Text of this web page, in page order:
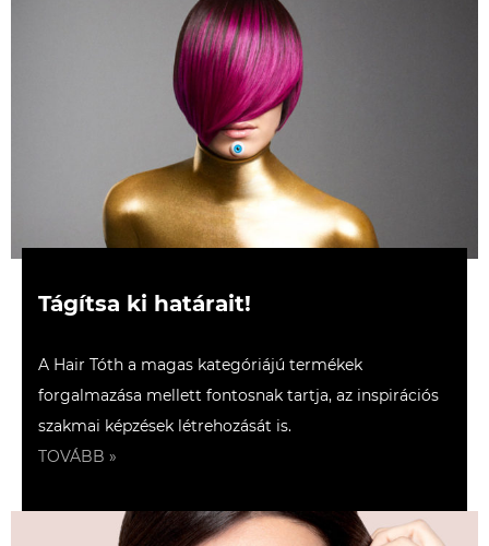
Tágítsa ki határait!
A Hair Tóth a magas kategóriájú termékek
forgalmazása mellett fontosnak tartja, az inspirációs
szakmai képzések létrehozását is.
TOVÁBB »